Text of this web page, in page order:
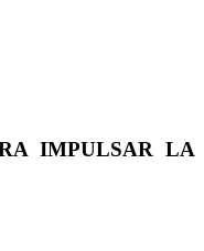
IMPULSAR LA